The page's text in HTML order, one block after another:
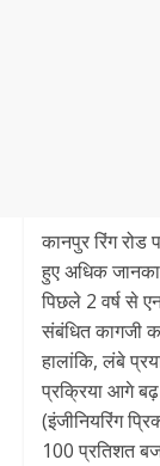
कानपुर रिंग रोड
हुए अधिक
पिछले 2 वर्ष से
संबंधित कागजी
हालांकि, लंबे
प्रक्रिया आगे बढ़
(इंजीनियरिंग
100 प्रतिशत